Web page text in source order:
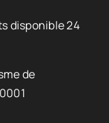
disponible 24
de